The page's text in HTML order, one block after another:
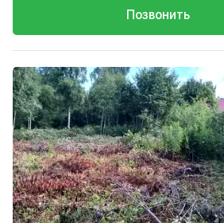
Позвонить